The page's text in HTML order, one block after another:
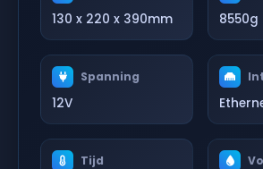
130 x 220 x 390mm 8550g
Spanning
12V
Tijd